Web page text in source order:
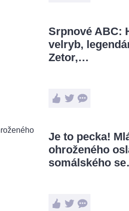
Srpnové ABC:
velryb,
Zetor,…
Je to pecka!
ohroženého
somálského